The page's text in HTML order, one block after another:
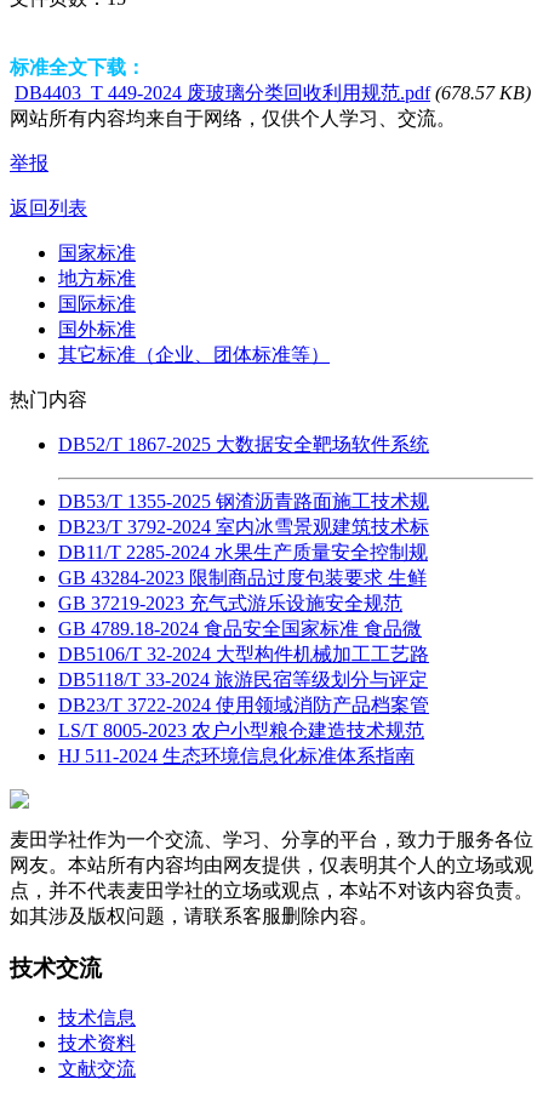
标准全文下载：
DB4403_T 449-2024 废玻璃分类回收利用规范.pdf (678.57 KB)
网站所有内容均来自于网络，仅供个人学习、交流。
举报
返回列表
国家标准
地方标准
国际标准
国外标准
其它标准（企业、团体标准等）
热门内容
DB52/T 1867-2025 大数据安全靶场软件系统
DB53/T 1355-2025 钢渣沥青路面施工技术规
DB23/T 3792-2024 室内冰雪景观建筑技术标
DB11/T 2285-2024 水果生产质量安全控制规
GB 43284-2023 限制商品过度包装要求 生鲜
GB 37219-2023 充气式游乐设施安全规范
GB 4789.18-2024 食品安全国家标准 食品微
DB5106/T 32-2024 大型构件机械加工工艺路
DB5118/T 33-2024 旅游民宿等级划分与评定
DB23/T 3722-2024 使用领域消防产品档案管
LS/T 8005-2023 农户小型粮仓建造技术规范
HJ 511-2024 生态环境信息化标准体系指南
麦田学社作为一个交流、学习、分享的平台，致力于服务各位
网友。本站所有内容均由网友提供，仅表明其个人的立场或观
点，并不代表麦田学社的立场或观点，本站不对该内容负责。
如其涉及版权问题，请联系客服删除内容。
技术交流
技术信息
技术资料
文献交流